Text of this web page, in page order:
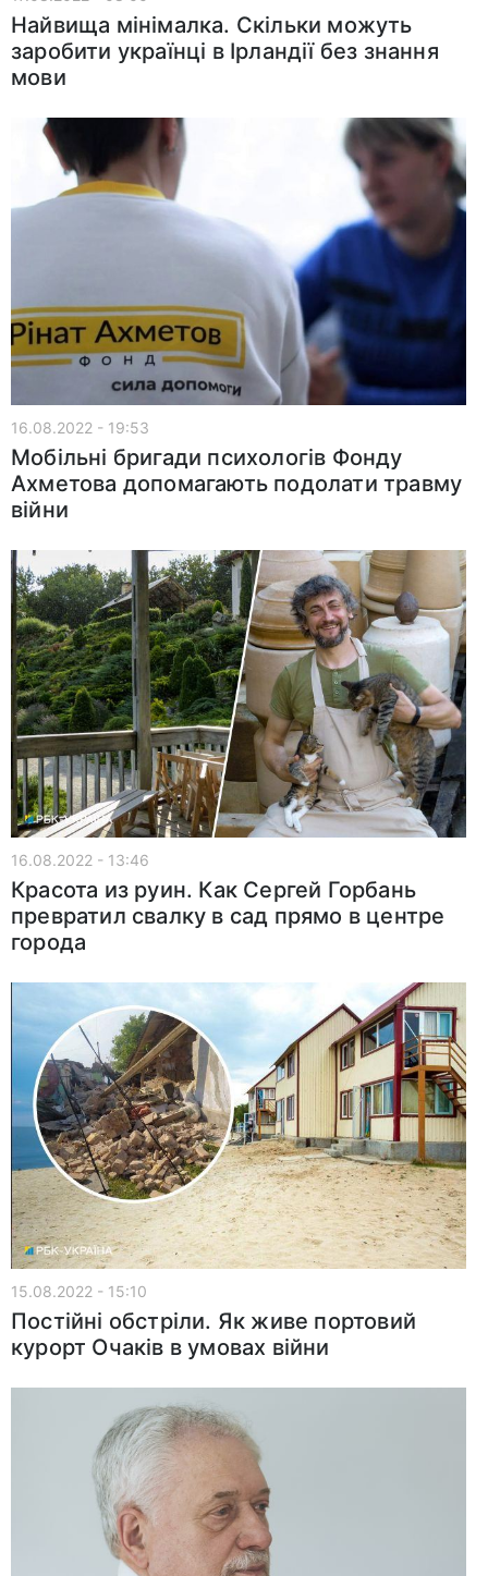
Найвища мінімалка. Скільки можуть
заробити українці в Ірландії без знання
мови
16.08.2022 - 19:53
Мобільні бригади психологів Фонду
Ахметова допомагають подолати травму
війни
16.08.2022 - 13:46
Красота из руин. Как Сергей Горбань
превратил свалку в сад прямо в центре
города
15.08.2022 - 15:10
Постійні обстріли. Як живе портовий
курорт Очаків в умовах війни